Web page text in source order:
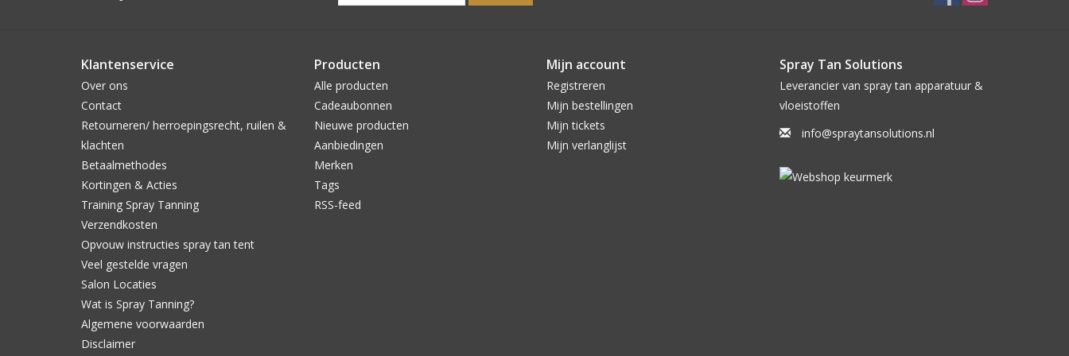
Klantenservice
Over ons
Contact
Retourneren/ herroepingsrecht, ruilen &
klachten
Betaalmethodes
Kortingen & Acties
Training Spray Tanning
Verzendkosten
Opvouw instructies spray tan tent
Veel gestelde vragen
Salon Locaties
Wat is Spray Tanning?
Algemene voorwaarden
Disclaimer
Producten
Alle producten
Cadeaubonnen
Nieuwe producten
Aanbiedingen
Merken
Tags
RSS-feed
Mijn account
Registreren
Mijn bestellingen
Mijn tickets
Mijn verlanglijst
Spray Tan Solutions
Leverancier van spray tan apparatuur &
vloeistoffen
info@spraytansolutions.nl